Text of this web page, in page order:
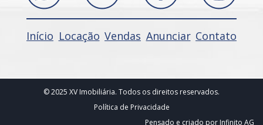
Início Locação Vendas Anunciar Contato
© 2025 XV Imobiliária. Todos os direitos reservados.
Política de Privacidade
Pensado e criado por Infinito AG